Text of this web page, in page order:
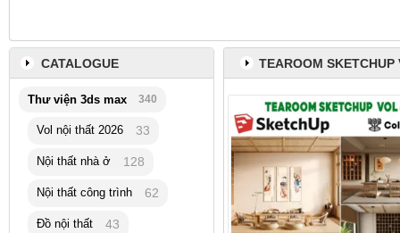
TEAROOM SKETCHUP
CATALOGUE
Thư viện 3ds max 340
Vol nội thất 2026 33
Nội thất nhà ở 128
Nội thất công trình 62
Đồ nội thất 43